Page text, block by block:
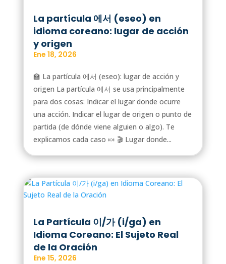
La partícula 에서 (eseo) en
idioma coreano: lugar de acción
y origen
Ene 18, 2026
🏫 La partícula 에서 (eseo): lugar de acción y
origen La partícula 에서 se usa principalmente
para dos cosas: Indicar el lugar donde ocurre
una acción. Indicar el lugar de origen o punto de
partida (de dónde viene alguien o algo). Te
explicamos cada caso 🍬 🎬 Lugar donde...
La Partícula 이/가 (i/ga) en
Idioma Coreano: El Sujeto Real
de la Oración
Ene 15, 2026